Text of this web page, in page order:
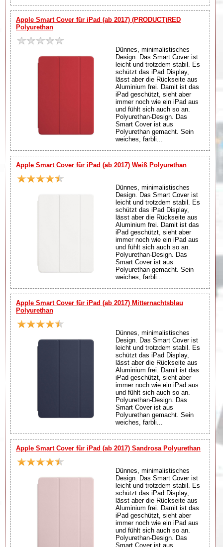
Apple Smart Cover für iPad (ab 2017) (PRODUCT)RED
Polyurethan
Dünnes, minimalistisches
Design. Das Smart Cover ist
leicht und trotzdem stabil. Es
schützt das iPad Display,
lässt aber die Rückseite aus
Aluminium frei. Damit ist das
iPad geschützt, sieht aber
immer noch wie ein iPad aus
und fühlt sich auch so an.
Polyurethan-Design. Das
Smart Cover ist aus
Polyurethan gemacht. Sein
weiches, farbli...
Apple Smart Cover für iPad (ab 2017) Weiß Polyurethan
Dünnes, minimalistisches
Design. Das Smart Cover ist
leicht und trotzdem stabil. Es
schützt das iPad Display,
lässt aber die Rückseite aus
Aluminium frei. Damit ist das
iPad geschützt, sieht aber
immer noch wie ein iPad aus
und fühlt sich auch so an.
Polyurethan-Design. Das
Smart Cover ist aus
Polyurethan gemacht. Sein
weiches, farbli...
Apple Smart Cover für iPad (ab 2017) Mitternachtsblau
Polyurethan
Dünnes, minimalistisches
Design. Das Smart Cover ist
leicht und trotzdem stabil. Es
schützt das iPad Display,
lässt aber die Rückseite aus
Aluminium frei. Damit ist das
iPad geschützt, sieht aber
immer noch wie ein iPad aus
und fühlt sich auch so an.
Polyurethan-Design. Das
Smart Cover ist aus
Polyurethan gemacht. Sein
weiches, farbli...
Apple Smart Cover für iPad (ab 2017) Sandrosa Polyurethan
Dünnes, minimalistisches
Design. Das Smart Cover ist
leicht und trotzdem stabil. Es
schützt das iPad Display,
lässt aber die Rückseite aus
Aluminium frei. Damit ist das
iPad geschützt, sieht aber
immer noch wie ein iPad aus
und fühlt sich auch so an.
Polyurethan-Design. Das
Smart Cover ist aus